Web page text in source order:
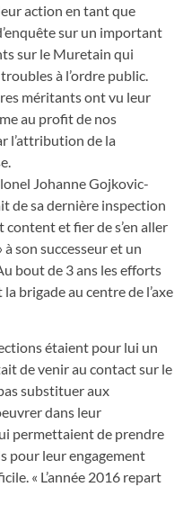
action en tant que
sur un important
sur le Muretain qui
à l’ordre public.
méritants ont vu leur
au profit de nos
l’attribution de la
Johanne Gojkovic-
de sa dernière inspection
et fier de s’en aller
son successeur et un
bout de 3 ans les efforts
brigade au centre de l’axe
étaient pour lui un
de venir au contact sur le
substituer aux
dans leur
permettaient de prendre
pour leur engagement
« L’année 2016 repart